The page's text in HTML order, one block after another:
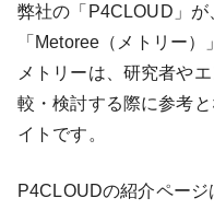
弊社の「P4CLOUD」が
「Metoree（メトリー）
メトリーは、研究者や
較・検討する際に参考
イトです。
P4CLOUDの紹介ペー